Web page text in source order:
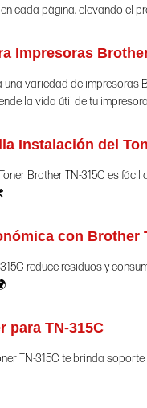
cada página, elevando el
Impresoras
una variedad de
la vida útil de tu
Instalación del
Brother TN-315C es
con Brother
reduce residuos y
para TN-315C
TN-315C te brinda